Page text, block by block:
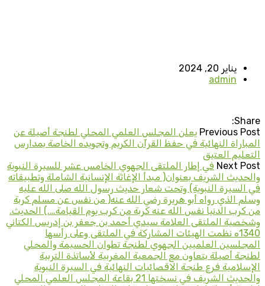
يناير 20, 2024
admin
Share:
Previous Post يعلن المجلس العلمي المحلي لطنجة أصيلة عن
المباراة النهائية في حفظ القرآن الكريم وتجويده الخاصة بمدارس
التعليم العتيق
Next Post في إطار الملتقى الجهوي الخامس عشر للسيرة النبوية
والحديث الشريف بعنوان( مبدأ الإغاثة الإنسانية الشاملة وتطبيقاته
في السيرة النبوية) وتحت شعار حديث رسول الله صلى الله عليه
وسلم الذي رواه أبو هريرة رضي الله عنه( من نفس عن مسلم كربة
من كرب الدنيا نفس الله عنه كربة من كرب يوم القيامة….) الحديث.
وشخصية الملتقى العلامة سيدي أحمد بن جعفر بن إدريس الكتاني
1340ه نظمت الهيئات المشاركة في الملتقى وعلى رأسها
المجلسين العلميين الجهوي لطنجة تطوان الحسيمة والمحلي
لطنجة أصيلة بتعاون مع الجمعية المغربية لأساتذة التربية
الإسلامية فرع طنجة الاقصائيات النهائية في السيرة النبوية
والحديث الشريف في نسختها 21 بقاعة المجلس العلمي المحلي